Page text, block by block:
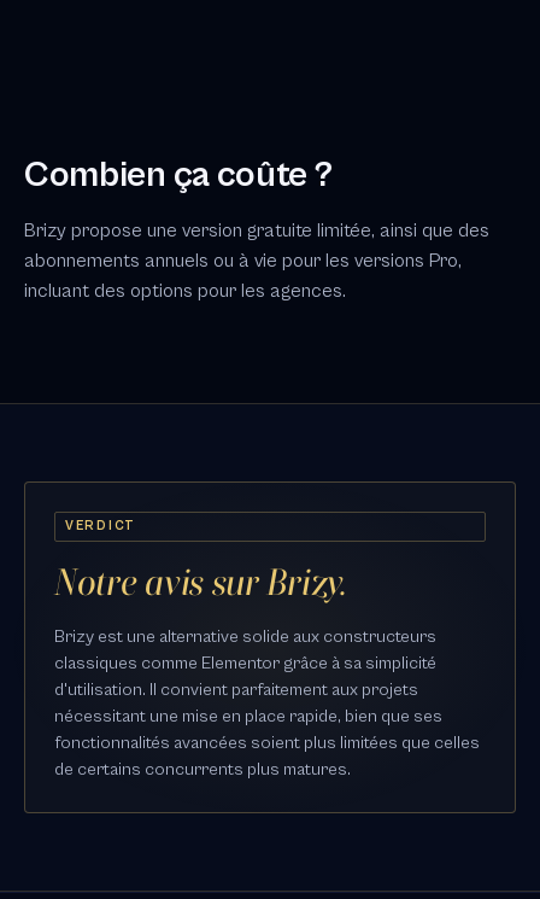
Combien ça coûte ?
Brizy propose une version gratuite limitée, ainsi que des
abonnements annuels ou à vie pour les versions Pro,
incluant des options pour les agences.
VERDICT
Notre avis sur Brizy.
Brizy est une alternative solide aux constructeurs
classiques comme Elementor grâce à sa simplicité
d'utilisation. Il convient parfaitement aux projets
nécessitant une mise en place rapide, bien que ses
fonctionnalités avancées soient plus limitées que celles
de certains concurrents plus matures.